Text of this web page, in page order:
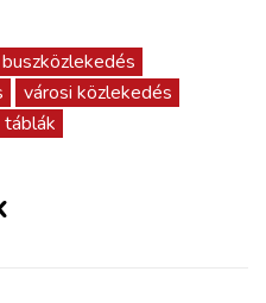
buszközlekedés
városi közlekedés
táblák